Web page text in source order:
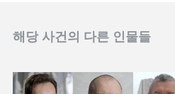
해당 사건의 다른 인물들